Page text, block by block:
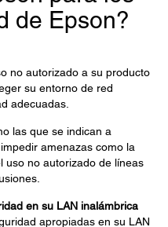
de Epson?
no autorizado a su producto
su entorno de red
adecuadas.
las que se indican a
amenazas como la
uso no autorizado de líneas
en su LAN inalámbrica
apropiadas en su LAN